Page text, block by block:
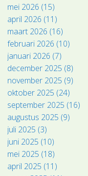
mei 2026 (15)
april 2026 (11)
maart 2026 (16)
februari 2026 (10)
januari 2026 (7)
december 2025 (8)
november 2025 (9)
oktober 2025 (24)
september 2025 (16)
augustus 2025 (9)
juli 2025 (3)
juni 2025 (10)
mei 2025 (18)
april 2025 (11)